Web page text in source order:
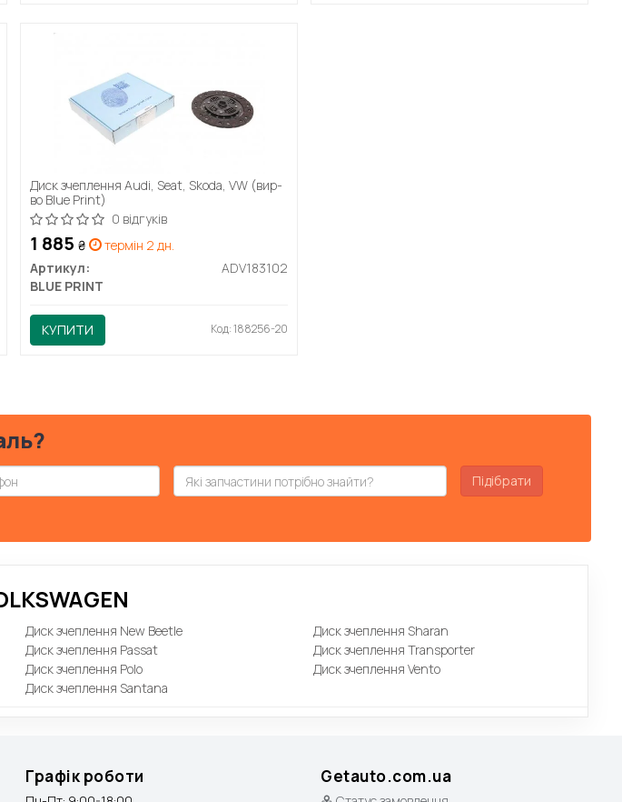
Диск зчеплення Audi, Seat, Skoda, VW (вир-
во Blue Print)
0 відгуків
1 885₴
термін 2 дн.
Артикул:
ADV183102
BLUE PRINT
КУПИТИ Код: 188256-20
Підібрати
Диск зчеплення New Beetle
Диск зчеплення Passat
Диск зчеплення Polo
Диск зчеплення Santana
Диск зчеплення Sharan
Диск зчеплення Transporter
Диск зчеплення Vento
Графік роботи Getauto.com.ua